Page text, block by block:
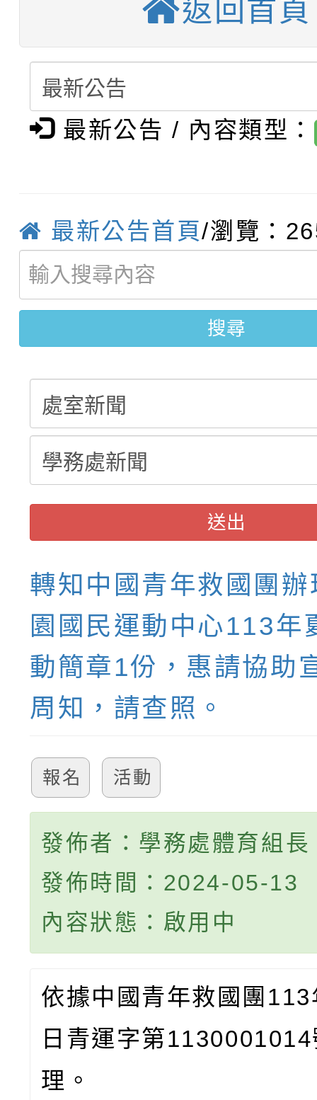
結果(第4招)
學年度第1學期第7次代
結果(第12招)
轉知：桃園市115學年
賽及師生本土語及新住
轉知：「桃園市115學
轉知：「115年金融知
城市手牽手，綠能透明
畫影片一案
轉知：「115學年度全
劇比賽實施要點」及修
表
轉知：桃園市115年度
敬師藝文競賽』實施計
【甄選結果(第11招)】
學年度第1學期第7次代
結果(第11招)
【甄選結果(第3招)】
學年度第1學期第9次代
結果(第3招)
返回首頁
最新公告 / 內容類型：
最新公告首頁/瀏覽：
搜尋
送出
轉知中國青年救國團
園國民運動中心113年
動簡章1份，惠請協助
周知，請查照。
報名 活動
發佈者：學務處體育組長
發佈時間：2024-05-13
內容狀態：啟用中
依據中國青年救國團
日青運字第
理。